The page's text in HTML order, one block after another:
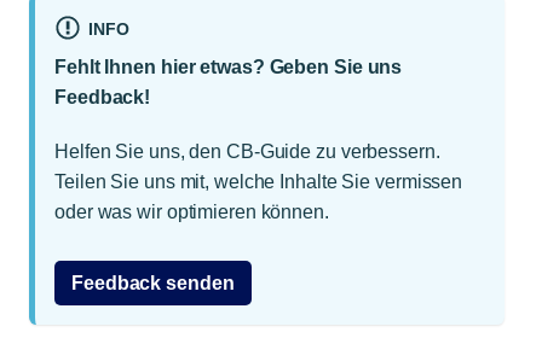
INFO
Fehlt Ihnen hier etwas? Geben Sie uns
Feedback!
Helfen Sie uns, den CB-Guide zu verbessern.
Teilen Sie uns mit, welche Inhalte Sie vermissen
oder was wir optimieren können.
Feedback senden